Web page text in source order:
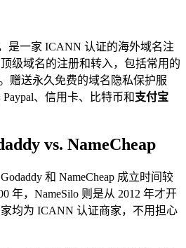
是一家 ICANN 认证的海外域名注
级域名的注册和转入，包括常用的
。赠送永久免费的域名隐私保护服
、信用卡、比特币和支付宝
vs. NameCheap
和 NameCheap 成立时间较
年，NameSilo 则是从 2012 年才开
均为 ICANN 认证商家，不用担心